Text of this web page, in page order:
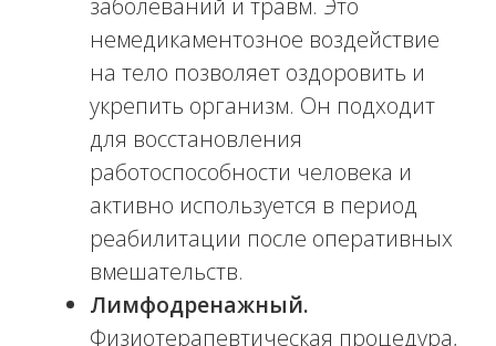
тренировочный, предварительный
или восстановительный.
Вакуумный баночный.
Обеспечивает значительный
прилив крови к тканям, разрушение
жировой ткани, стимулирует
циркуляцию лимфы и крови.
Улучшает сократительную функцию
мышц и подвижность связок.
Массаж может быть общим или
отдельных зон – сегментарный. Все
зависит от конкретных целей проведения